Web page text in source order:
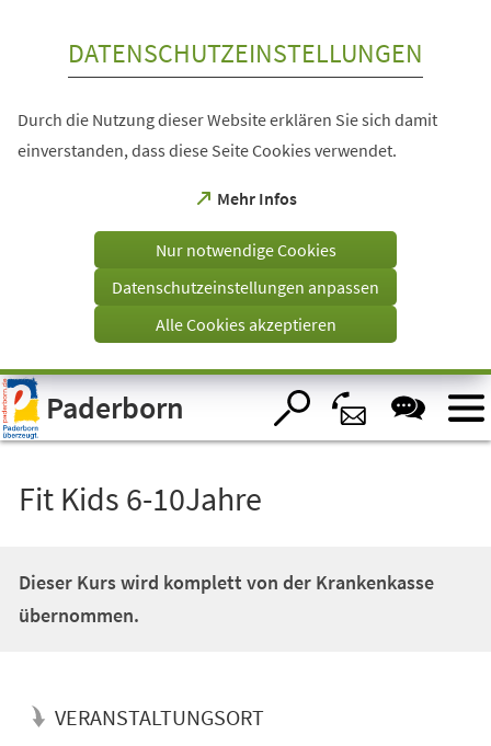
Visuelle
Assistenzsoftware
öffnen.
DATENSCHUTZEINSTELLUNGEN
Durch die Nutzung dieser Website erklären Sie sich damit
einverstanden, dass diese Seite Cookies verwendet.
Mehr Infos
(Öffnet
einem
Tab)
Nur notwendige Cookies
Datenschutzeinstellungen anpassen
Alle Cookies akzeptieren
Paderborn
Fit Kids 6-10Jahre
Dieser Kurs wird komplett von der Krankenkasse
übernommen.
VERANSTALTUNGSORT